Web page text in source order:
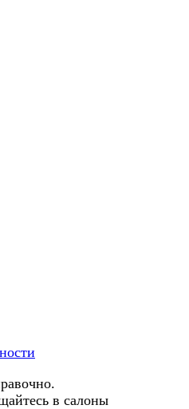
в салоны